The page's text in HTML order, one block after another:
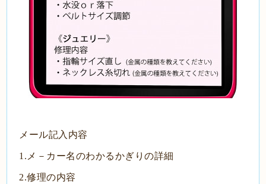
メール記入内容
1.メ－カー名のわかるかぎりの詳細
2.修理の内容